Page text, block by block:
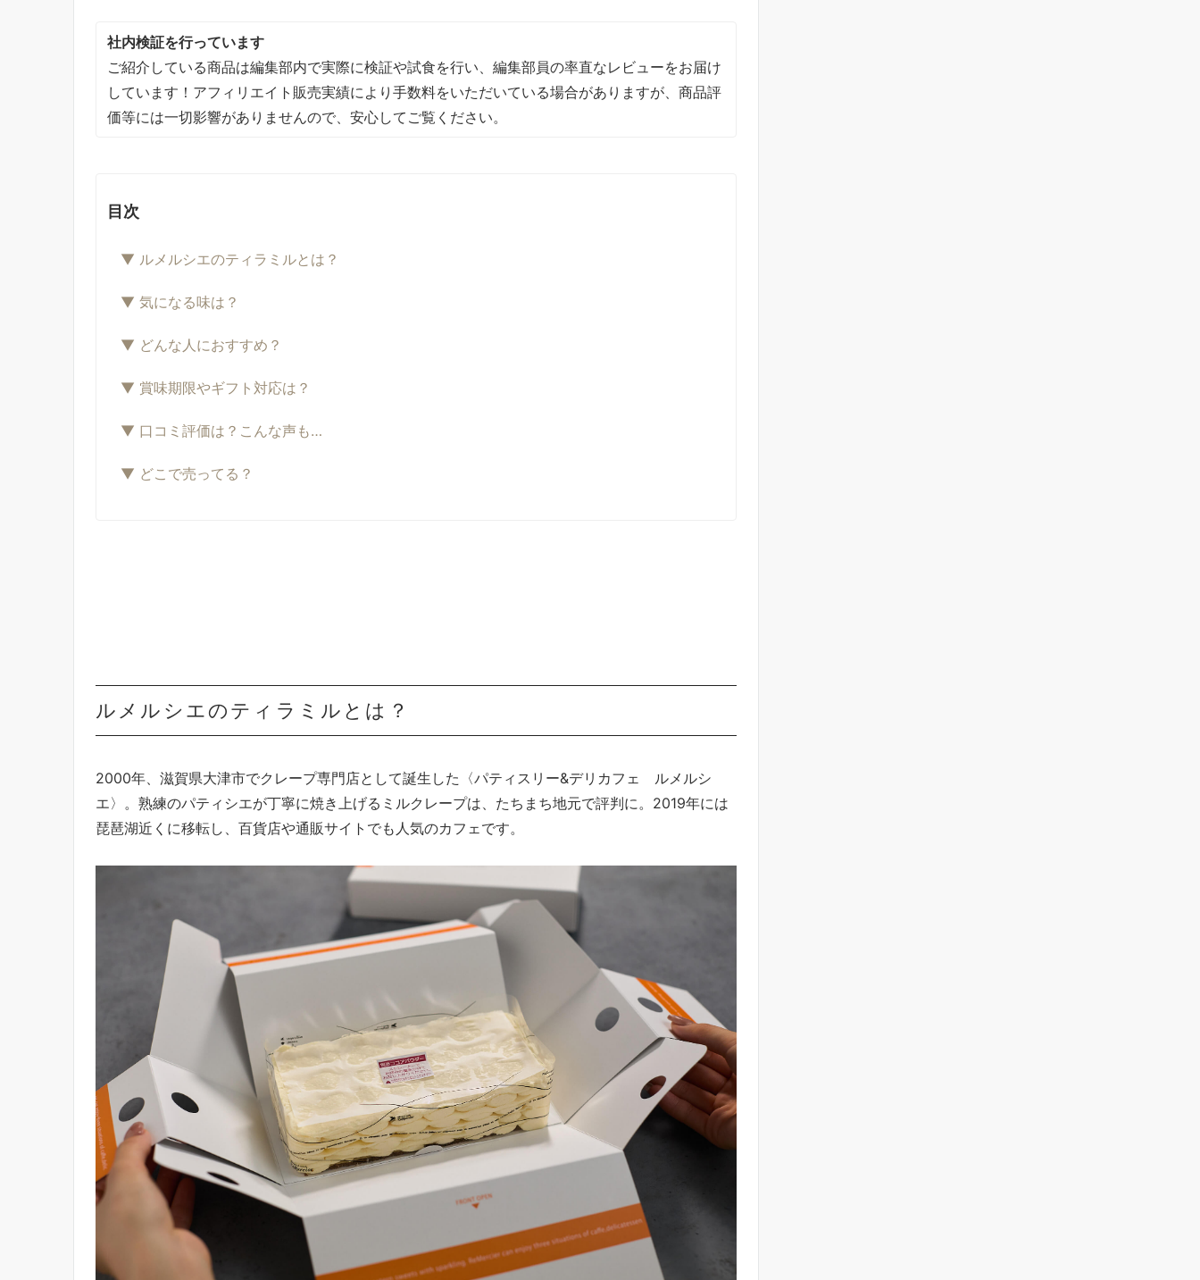
社内検証を行っています
ご紹介している商品は編集部内で実際に検証や試食を行い、編集部員の率直なレビューをお届け
しています！アフィリエイト販売実績により手数料をいただいている場合がありますが、商品評
価等には一切影響がありませんので、安心してご覧ください。
目次
▼ ルメルシエのティラミルとは？
▼ 気になる味は？
▼ どんな人におすすめ？
▼ 賞味期限やギフト対応は？
▼ 口コミ評価は？こんな声も…
▼ どこで売ってる？
ルメルシエのティラミルとは？
2000年、滋賀県大津市でクレープ専門店として誕生した〈パティスリー&デリカフェ ルメルシ
エ〉。熟練のパティシエが丁寧に焼き上げるミルクレープは、たちまち地元で評判に。2019年には
琵琶湖近くに移転し、百貨店や通販サイトでも人気のカフェです。